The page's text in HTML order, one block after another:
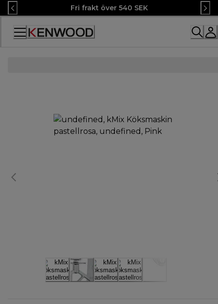
Skip
to
Content
Fri frakt över 540 SEK
Accessibility